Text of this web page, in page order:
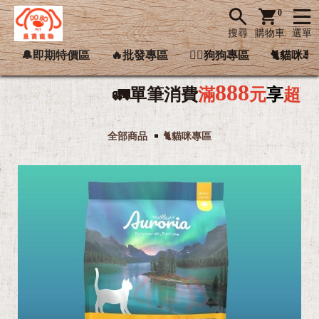
0
購物車
搜尋 選單
🔔即期特價區 🔥批發專區 🐕‍🦺狗狗專區 🐈貓咪專
🚛單筆消費滿888元享超商免
全部商品 🐈貓咪專區